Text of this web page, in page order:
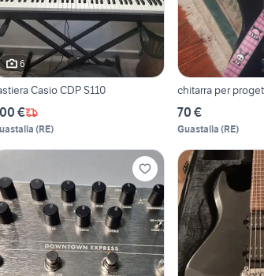
6
Casio CDP S110
€
(RE)
chitarra per
70 €
Guastalla (RE)